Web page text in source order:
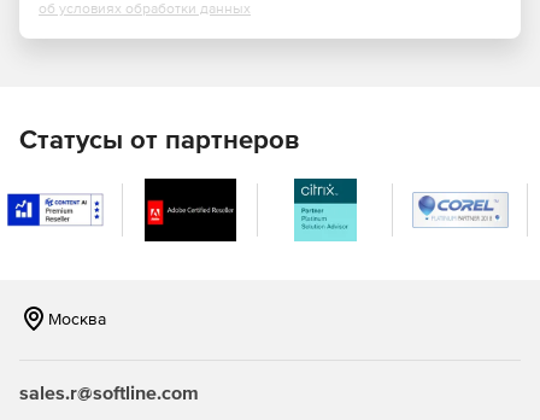
сети. Администратор может развертывать защиту на
выбранные компьютеры, и для них средства
безопасности будут непрерывно обновляться, по ним
будут регулярно приходить отчеты.
логичным действиям с поддержкой Drag-and-drop для
Масштабируемость. Norman Endpoint Protection может
об условиях обработки данных
Статусы от партнеров
Москва
sales.r@softline.com